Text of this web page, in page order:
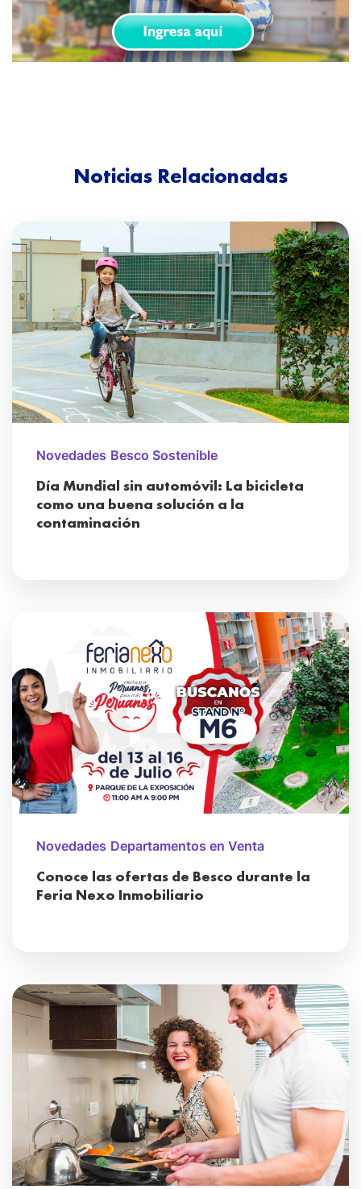
Noticias Relacionadas
Novedades Besco Sostenible
Día Mundial sin automóvil: La bicicleta
como una buena solución a la
contaminación
Novedades Departamentos en Venta
Conoce las ofertas de Besco durante la
Feria Nexo Inmobiliario